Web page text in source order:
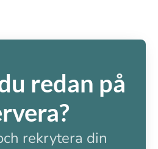
redan på
rekrytera din